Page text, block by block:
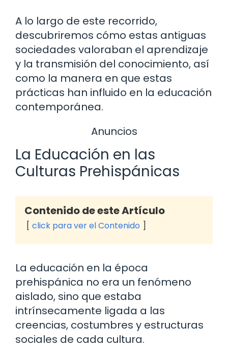
A lo largo de este recorrido,
descubriremos cómo estas antiguas
sociedades valoraban el aprendizaje
y la transmisión del conocimiento, así
como la manera en que estas
prácticas han influido en la educación
contemporánea.
Anuncios
La Educación en las
Culturas Prehispánicas
Contenido de este Artículo
click para ver el Contenido
La educación en la época
prehispánica no era un fenómeno
aislado, sino que estaba
intrínsecamente ligada a las
creencias, costumbres y estructuras
sociales de cada cultura.